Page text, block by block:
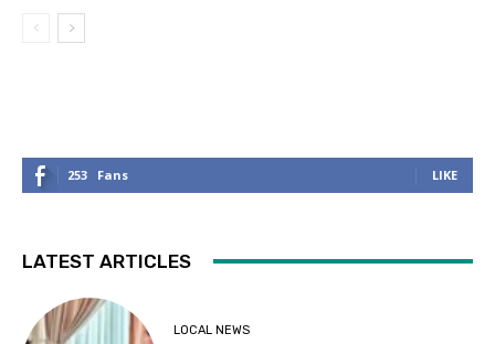
253 Fans LIKE
LATEST ARTICLES
LOCAL NEWS